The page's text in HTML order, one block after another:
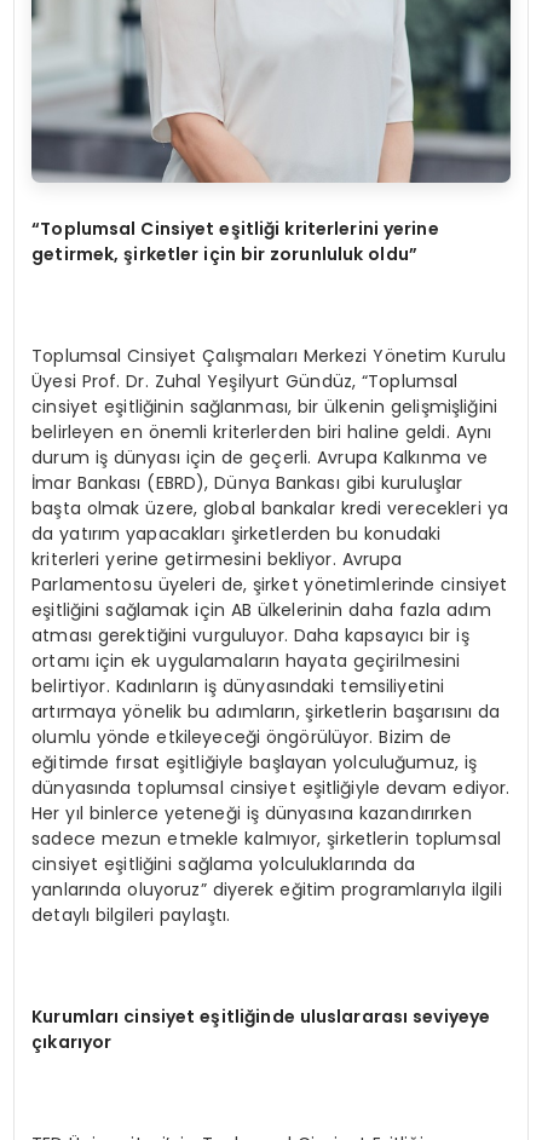
“Toplumsal Cinsiyet eşitliği kriterlerini yerine
getirmek, şirketler için bir zorunluluk oldu”
Toplumsal Cinsiyet Çalışmaları Merkezi Yönetim Kurulu
Üyesi Prof. Dr. Zuhal Yeşilyurt Gündüz, “Toplumsal
cinsiyet eşitliğinin sağlanması, bir ülkenin gelişmişliğini
belirleyen en önemli kriterlerden biri haline geldi. Aynı
durum iş dünyası için de geçerli. Avrupa Kalkınma ve
İmar Bankası (EBRD), Dünya Bankası gibi kuruluşlar
başta olmak üzere, global bankalar kredi verecekleri ya
da yatırım yapacakları şirketlerden bu konudaki
kriterleri yerine getirmesini bekliyor. Avrupa
Parlamentosu üyeleri de, şirket yönetimlerinde cinsiyet
eşitliğini sağlamak için AB ülkelerinin daha fazla adım
atması gerektiğini vurguluyor. Daha kapsayıcı bir iş
ortamı için ek uygulamaların hayata geçirilmesini
belirtiyor. Kadınların iş dünyasındaki temsiliyetini
artırmaya yönelik bu adımların, şirketlerin başarısını da
olumlu yönde etkileyeceği öngörülüyor. Bizim de
eğitimde fırsat eşitliğiyle başlayan yolculuğumuz, iş
dünyasında toplumsal cinsiyet eşitliğiyle devam ediyor.
Her yıl binlerce yeteneği iş dünyasına kazandırırken
sadece mezun etmekle kalmıyor, şirketlerin toplumsal
cinsiyet eşitliğini sağlama yolculuklarında da
yanlarında oluyoruz” diyerek eğitim programlarıyla ilgili
detaylı bilgileri paylaştı.
Kurumları cinsiyet eşitliğinde uluslararası seviyeye
çıkarıyor